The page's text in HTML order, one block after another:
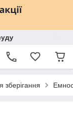
зберігання